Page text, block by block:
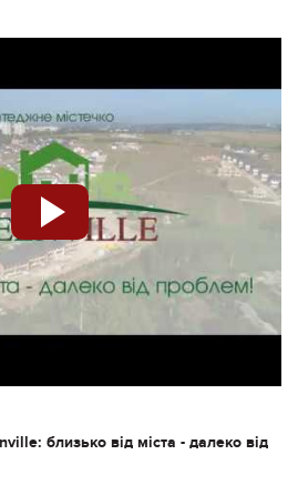
близько від міста - далеко від